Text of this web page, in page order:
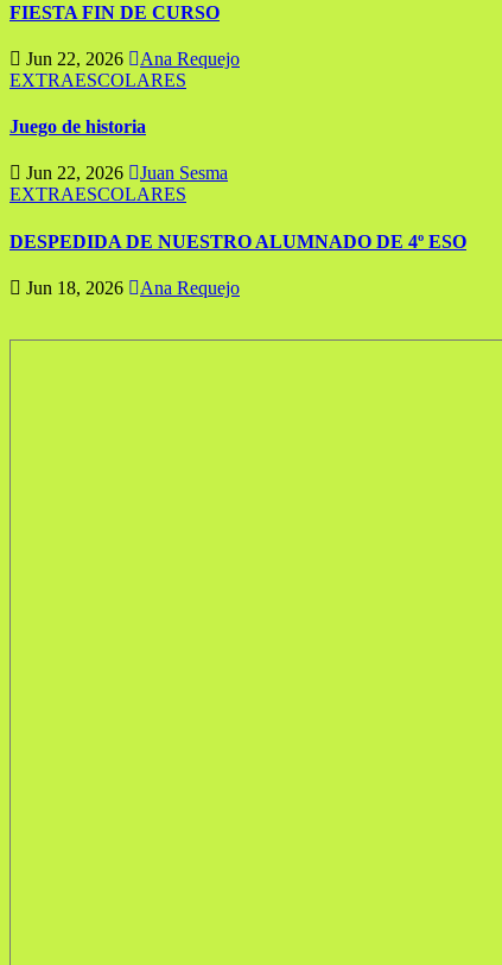
FIESTA FIN DE CURSO
Jun 22, 2026
Ana Requejo
EXTRAESCOLARES
Juego de historia
Jun 22, 2026
Juan Sesma
EXTRAESCOLARES
DESPEDIDA DE NUESTRO ALUMNADO DE 4º ESO
Jun 18, 2026 Ana Requejo